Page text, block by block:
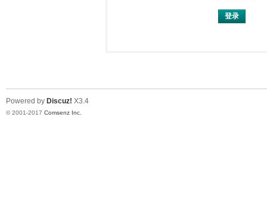
登录
Powered by Discuz! X3.4
© 2001-2017 Comsenz Inc.